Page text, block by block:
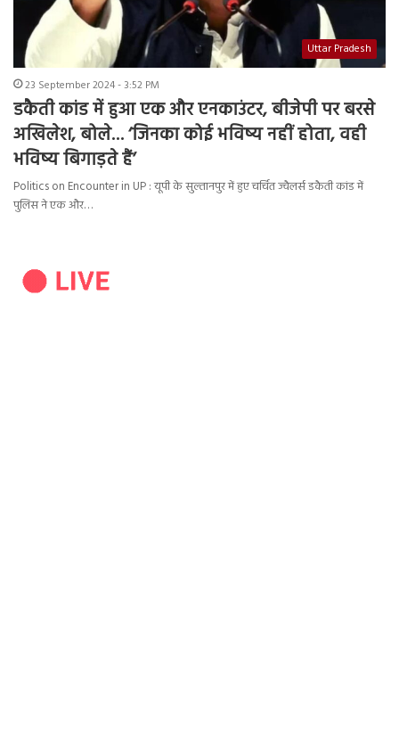
Uttar Pradesh
23 September 2024 - 3:52 PM
डकैती कांड में हुआ एक और एनकाउंटर, बीजेपी पर बरसे
अखिलेश, बोले… ‘जिनका कोई भविष्य नहीं होता, वही
भविष्य बिगाड़ते हैं’
Politics on Encounter in UP : यूपी के सुल्तानपुर में हुए चर्चित ज्वैलर्स डकैती कांड में
पुलिस ने एक और…